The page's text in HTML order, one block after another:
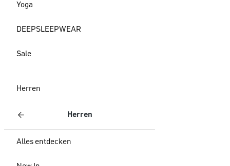
Yoga
DEEPSLEEPWEAR
Sale
Herren
Herren
Alles entdecken